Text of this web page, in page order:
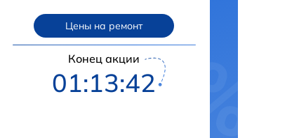
Цены на ремонт
Конец акции
01:13:41